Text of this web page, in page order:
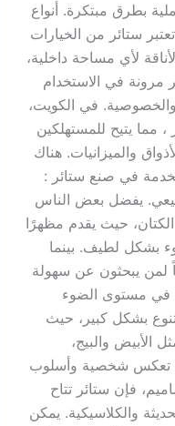
بطرق مبتكرة. أنواع
ستائر من الخيارات
لأي مساحة داخلية،
مرونة في الاستخدام
في الكويت،
مما يتيح للمستهلكين
والميزانيات. هناك
في صنع ستائر :
يفضل بعض الناس
حيث يقدم مظهرًا
بشكل لطيف. بينما
لمن يبحثون عن سهولة
في مستوى الضوء
بشكل كبير، حيث
الأبيض والبيج،
تعكس شخصية وأسلوب
فإن ستائر تتاح
والكلاسيكية. يمكن